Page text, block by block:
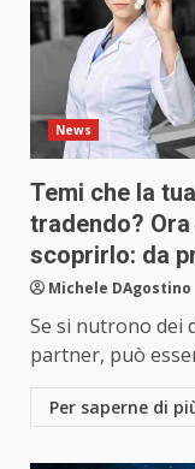
News
Temi che la
tradendo?
scoprirlo: da
Michele DAgostino
Se si nutrono dei
partner, può
Per saperne di